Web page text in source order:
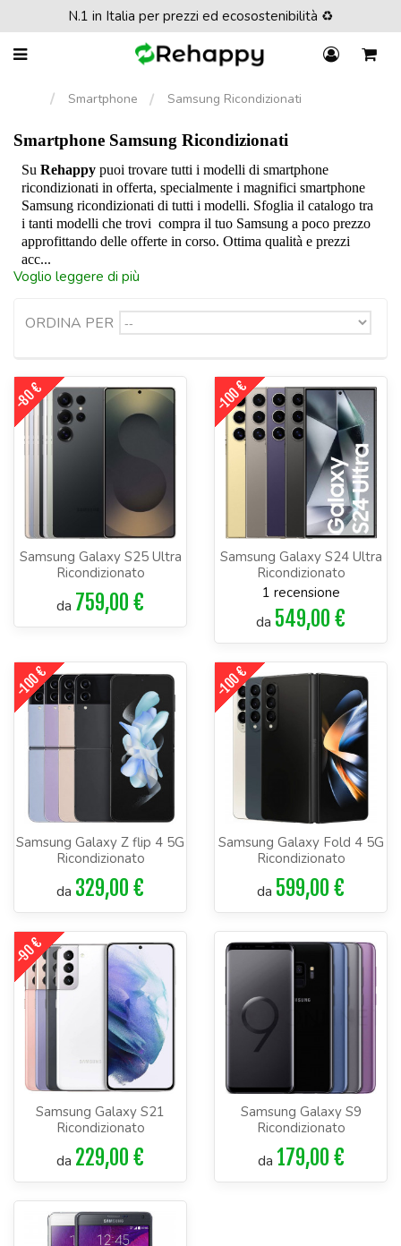
N.1 in Italia per prezzi ed ecosostenibilità ♻️
Smartphone Samsung Ricondizionati
Smartphone Samsung Ricondizionati
Su Rehappy puoi trovare tutti i modelli di smartphone
ricondizionati in offerta, specialmente i magnifici smartphone
Samsung ricondizionati di tutti i modelli. Sfoglia il catalogo tra
i tanti modelli che trovi compra il tuo Samsung a poco prezzo
approfittando delle offerte in corso. Ottima qualità e prezzi
acc...
Voglio leggere di più
ORDINA PER --
-80 €
Samsung Galaxy S25 Ultra
Ricondizionato
da 759,00 €
-100 €
Samsung Galaxy S24 Ultra
Ricondizionato
1 recensione
da 549,00 €
-100 €
Samsung Galaxy Z flip 4 5G
Ricondizionato
da 329,00 €
-100 €
Samsung Galaxy Fold 4 5G
Ricondizionato
da 599,00 €
-90 €
Samsung Galaxy S21
Ricondizionato
da 229,00 €
Samsung Galaxy S9
Ricondizionato
da 179,00 €